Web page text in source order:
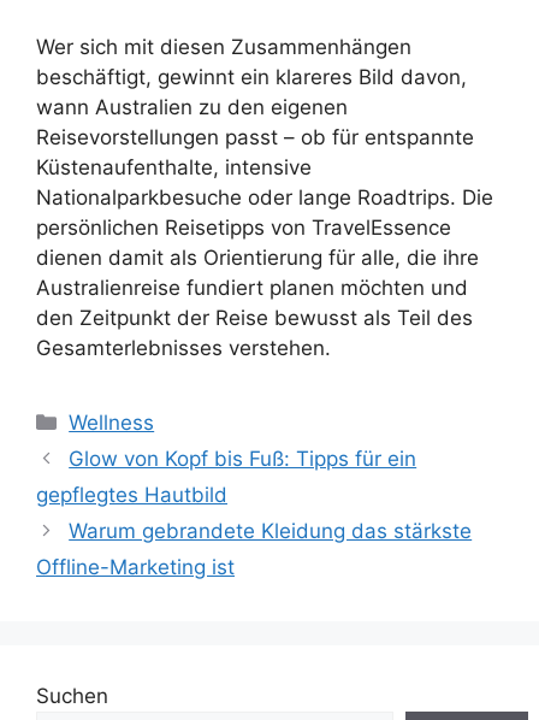
Wer sich mit diesen Zusammenhängen
beschäftigt, gewinnt ein klareres Bild davon,
wann Australien zu den eigenen
Reisevorstellungen passt – ob für entspannte
Küstenaufenthalte, intensive
Nationalparkbesuche oder lange Roadtrips. Die
persönlichen Reisetipps von TravelEssence
dienen damit als Orientierung für alle, die ihre
Australienreise fundiert planen möchten und
den Zeitpunkt der Reise bewusst als Teil des
Gesamterlebnisses verstehen.
Kategorien
Wellness
Glow von Kopf bis Fuß: Tipps für ein
gepflegtes Hautbild
Warum gebrandete Kleidung das stärkste
Offline-Marketing ist
Suchen